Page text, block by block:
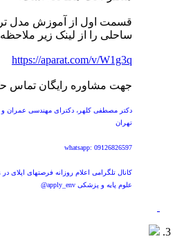
قسمت اول از آموزش مدل
ساحلی را از لینک زیر ملاحظه
https://aparat.com/v/W1g3q
جهت مشاوره رایگان تماس
دکتر مصطفی کلهر، دکترای مهندسی عمران
تهران
whatsapp: 09126826597
کانال تلگرامی اعلام روزانه فرصتهای اپلای
علوم پایه و پزشکی apply_env@